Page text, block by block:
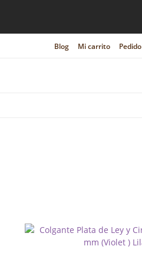
Blog Mi carrito Pedido